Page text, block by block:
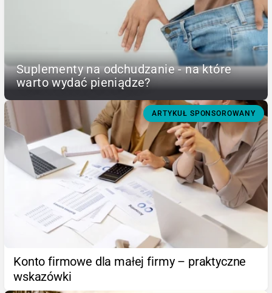
Suplementy na odchudzanie - na które
warto wydać pieniądze?
ARTYKUŁ SPONSOROWANY
Konto firmowe dla małej firmy – praktyczne
wskazówki